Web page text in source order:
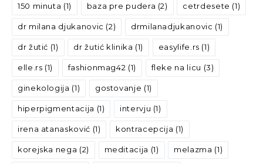
150 minuta (1) baza pre pudera (2) cetrdesete (1)
dr milana djukanovic (2) drmilanadjukanovic (1)
dr žutić (1) dr žutić klinika (1) easylife.rs (1)
elle.rs (1) fashionmag42 (1) fleke na licu (3)
ginekologija (1) gostovanje (1)
hiperpigmentacija (1) intervju (1)
irena atanasković (1) kontracepcija (1)
korejska nega (2) meditacija (1) melazma (1)